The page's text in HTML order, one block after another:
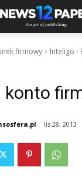
firmowy Inteligo -
konto
lis 28, 2013